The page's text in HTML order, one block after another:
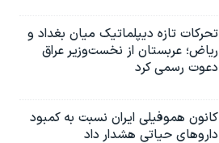
تحرکات تازه دیپلماتیک میان بغداد و
ریاض؛ عربستان از نخست‌وزیر عراق
دعوت رسمی کرد
کانون هموفیلی ایران نسبت به کمبود
داروهای حیاتی هشدار داد